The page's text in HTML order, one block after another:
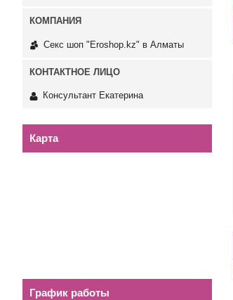
Секс шоп "Eroshop.kz" в Алматы
Консультант Екатерина
Карта
График работы